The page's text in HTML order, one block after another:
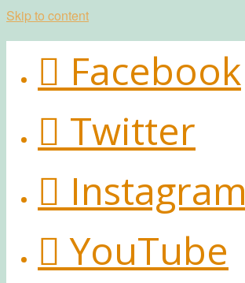
Skip to content
Facebook
Twitter
Instagram
YouTube